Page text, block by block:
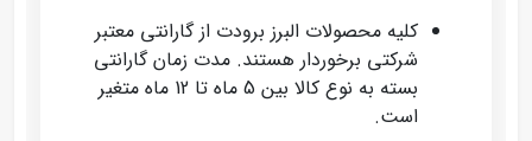
کلیه محصولات البرز برودت از گارانتی معتبر
شرکتی برخوردار هستند. مدت زمان گارانتی
بسته به نوع کالا بین 5 ماه تا 12 ماه متغیر
است.